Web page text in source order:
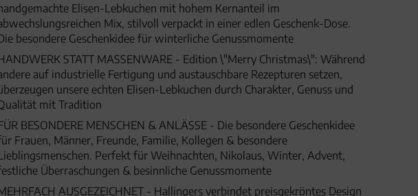
Elisen-Lebkuchen mit hohem Kernanteil im
Mix, stilvoll verpackt in einer edlen Geschenk-Dose.
besondere Geschenkidee für winterliche Genussmomente
STATT MASSENWARE - Edition \"Merry Christmas\": Während
auf industrielle Fertigung und austauschbare Rezepturen setzen,
unsere echten Elisen-Lebkuchen durch Charakter, Genuss und
mit Tradition
BESONDERE MENSCHEN & ANLÄSSE - Die besondere Geschenkidee
Frauen, Männer, Freunde, Familie, Kollegen & besondere
Perfekt für Weihnachten, Nikolaus, Winter, Advent,
Überraschungen & besinnliche Genussmomente
AUSGEZEICHNET - Hallingers verbindet preisgekröntes Design